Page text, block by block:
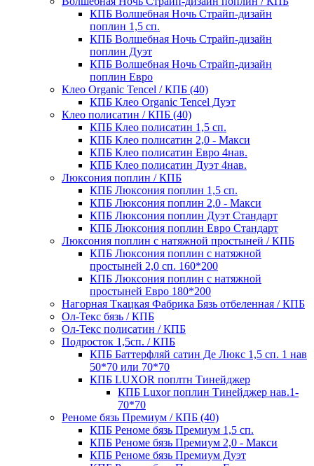
КПБ Волшебная Ночь Страйп-дизайн
поплин 1,5 сп.
КПБ Волшебная Ночь Страйп-дизайн
поплин Дуэт
КПБ Волшебная Ночь Страйп-дизайн
поплин Евро
Клео Organic Tencel / КПБ (40)
КПБ Клео Organic Tencel Дуэт
Клео полисатин / КПБ (40)
КПБ Клео полисатин 1,5 сп.
КПБ Клео полисатин 2,0 - Макси
КПБ Клео полисатин Евро 4нав.
КПБ Клео полисатин Дуэт 4нав.
Люксония поплин / КПБ
КПБ Люксония поплин 1,5 сп.
КПБ Люксония поплин 2,0 - Макси
КПБ Люксония поплин Дуэт Стандарт
КПБ Люксония поплин Евро Стандарт
Люксония поплин с натяжной простыней / КПБ
КПБ Люксония поплин с натяжной
простыней 2,0 сп. 160*200
КПБ Люксония поплин с натяжной
простыней Евро 180*200
Нагорная Ткацкая Фабрика Бязь отбеленная / КПБ
Ол-Текс бязь / КПБ
Ол-Текс полисатин / КПБ
Подросток 1,5сп. / КПБ
КПБ Баттерфляй сатин Де Люкс 1,5 сп. 1 нав
50*70 или 70*70
КПБ LUXOR поплтн Тинейджер
КПБ Luxor поплин Тинейджер нав.1-
70*70
Реноме бязь Премиум / КПБ (40)
КПБ Реноме бязь Премиум 1,5 сп.
КПБ Реноме бязь Премиум 2,0 - Макси
КПБ Реноме бязь Премиум Дуэт